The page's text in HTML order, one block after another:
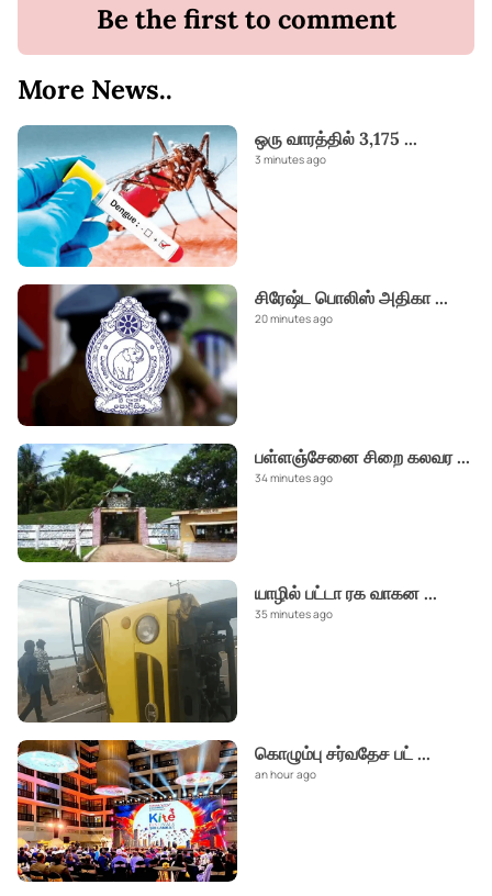
Be the first to comment
More News..
ஒரு வாரத்தில் 3,175 ...
3 minutes ago
சிரேஷ்ட பொலிஸ் அதிகா...
20 minutes ago
பள்ளஞ்சேனை சிறை கலவர...
34 minutes ago
யாழில் பட்டா ரக வாகன ...
35 minutes ago
கொழும்பு சர்வதேச பட் ...
an hour ago